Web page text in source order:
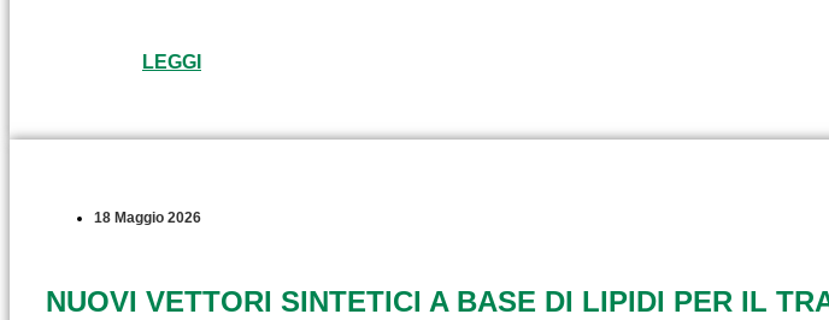
LEGGI
18 Maggio 2026
NUOVI VETTORI SINTETICI A BASE DI LIPIDI PER IL